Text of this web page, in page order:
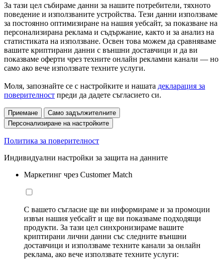
За тази цел събираме данни за нашите потребители, тяхното
поведение и използваните устройства. Тези данни използваме
за постоянно оптимизиране на нашия уебсайт, за показване на
персонализирана реклама и съдържание, както и за анализ на
статистиката на използване. Освен това можем да сравняваме
вашите криптирани данни с външни доставчици и да ви
показваме оферти чрез техните онлайн рекламни канали — но
само ако вече използвате техните услуги.
Моля, запознайте се с настройките и нашата декларация за
поверителност преди да дадете съгласието си.
Приемане
Само задължителните
Персонализиране на настройките
Политика за поверителност
Индивидуални настройки за защита на данните
Маркетинг чрез Customer Match
С вашето съгласие ще ви информираме и за промоции
извън нашия уебсайт и ще ви показваме подходящи
продукти. За тази цел синхронизираме вашите
криптирани лични данни със следните външни
доставчици и използваме техните канали за онлайн
реклама, ако вече използвате техните услуги: